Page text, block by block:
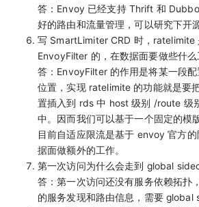
答：Envoy 已经支持 Thrift 和
好的路由和流量管理，可以研究下开
写 SmartLimiter CRD 时，ratelimite
EnvoyFilter 的，在数据面要做些什么
答：EnvoyFilter 的作用是将某一段
位置，实现 ratelimite 的功能就是要
置插入到 rds 中 host 级别 /route 级
中。因而我们可以基于一个固定的模
目前自适应限流是基于 envoy 官方
据面做额外的工作。
第一次访问为什么会走到 global
答：第一次访问还没有服务依赖拓扑
的服务发现和路由信息，需要 global